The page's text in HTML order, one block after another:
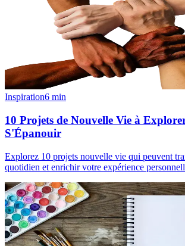
Inspiration6 min
10 Projets de Nouvelle Vie à
S'Épanouir
Explorez 10 projets nouvelle vie qui peuvent
quotidien et enrichir votre expérience